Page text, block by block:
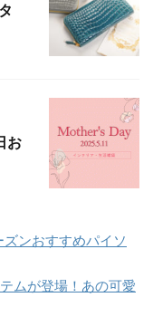
お
ンおすすめパイソ
ムが登場！あの可愛